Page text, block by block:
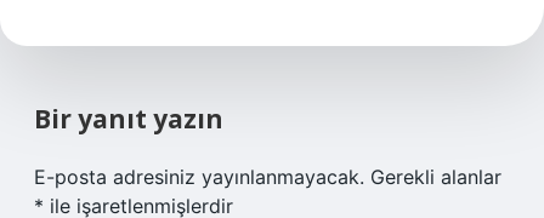
Bir yanıt yazın
E-posta adresiniz yayınlanmayacak. Gerekli alanlar
* ile işaretlenmişlerdir